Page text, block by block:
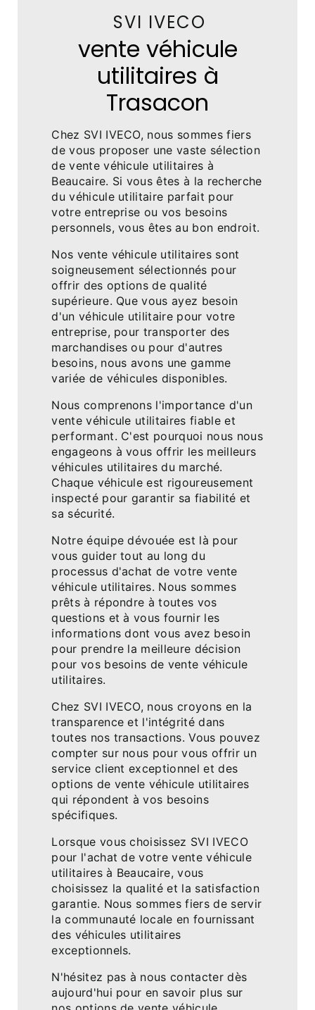
SVI IVECO
vente véhicule
utilitaires à
Trasacon
Chez SVI IVECO, nous sommes fiers
de vous proposer une vaste sélection
de vente véhicule utilitaires à
Beaucaire. Si vous êtes à la recherche
du véhicule utilitaire parfait pour
votre entreprise ou vos besoins
personnels, vous êtes au bon endroit.
Nos vente véhicule utilitaires sont
soigneusement sélectionnés pour
offrir des options de qualité
supérieure. Que vous ayez besoin
d'un véhicule utilitaire pour votre
entreprise, pour transporter des
marchandises ou pour d'autres
besoins, nous avons une gamme
variée de véhicules disponibles.
Nous comprenons l'importance d'un
vente véhicule utilitaires fiable et
performant. C'est pourquoi nous nous
engageons à vous offrir les meilleurs
véhicules utilitaires du marché.
Chaque véhicule est rigoureusement
inspecté pour garantir sa fiabilité et
sa sécurité.
Notre équipe dévouée est là pour
vous guider tout au long du
processus d'achat de votre vente
véhicule utilitaires. Nous sommes
prêts à répondre à toutes vos
questions et à vous fournir les
informations dont vous avez besoin
pour prendre la meilleure décision
pour vos besoins de vente véhicule
utilitaires.
Chez SVI IVECO, nous croyons en la
transparence et l'intégrité dans
toutes nos transactions. Vous pouvez
compter sur nous pour vous offrir un
service client exceptionnel et des
options de vente véhicule utilitaires
qui répondent à vos besoins
spécifiques.
Lorsque vous choisissez SVI IVECO
pour l'achat de votre vente véhicule
utilitaires à Beaucaire, vous
choisissez la qualité et la satisfaction
garantie. Nous sommes fiers de servir
la communauté locale en fournissant
des véhicules utilitaires
exceptionnels.
N'hésitez pas à nous contacter dès
aujourd'hui pour en savoir plus sur